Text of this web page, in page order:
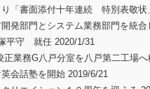
「書面添付十年連続 特別表敬状
発部門とシステム業務部門を統
守 就任 2020/1/31
業務G八戸分室を八戸第二工場へ
会話塾を開始 2019/6/21